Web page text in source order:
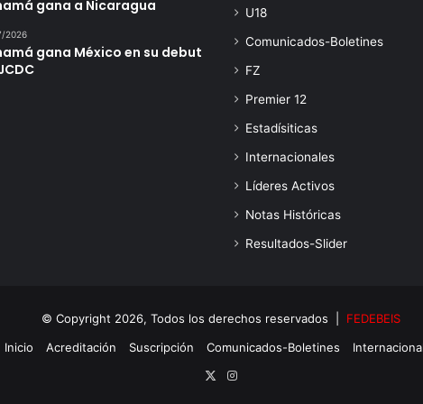
gana a Nicaragua
2026
gana México en su debut
U18
Comunicados-Boletines
FZ
Premier 12
Estadísiticas
Internacionales
Líderes Activos
Notas Históricas
Resultados-Slider
© Copyright 2026, Todos los derechos reservados | FEDEBEIS
Inicio
Acreditación Suscripción Comunicados-Boletines
Instagram